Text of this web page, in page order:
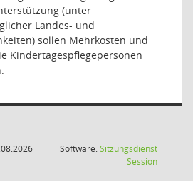
(unter
Landes- und
sollen Mehrkosten und
Kindertagespflegepersonen
Software:Sitzungsdienst
Session(Wird in